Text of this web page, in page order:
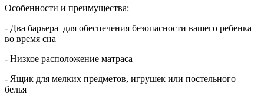
Особенности и преимущества:
- Два барьера для обеспечения безопасности вашего ребенка
во время сна
- Низкое расположение матраса
- Ящик для мелких предметов, игрушек или постельного
белья